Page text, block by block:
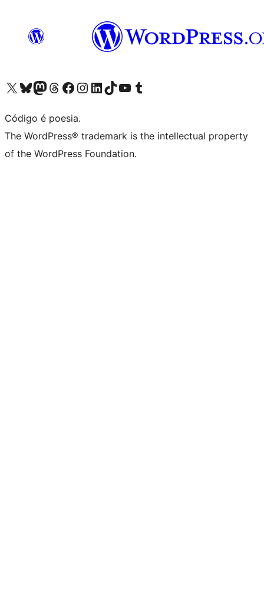
Acessar nossa conta do X (antigo Twitter)
Acessar nossa conta do Bluesky
Acessar nossa conta do Mastodon
Acessar nossa conta do Threads
Acessar nossa página do Facebook
Acessar nossa conta do Instagram
Acessar nossa conta do LinkedIn
Acessar nossa conta do TikTok
Acessar nosso canal do YouTube
Acessar nossa conta no Tumblr
Código é poesia.
The WordPress® trademark is the intellectual property
of the WordPress Foundation.